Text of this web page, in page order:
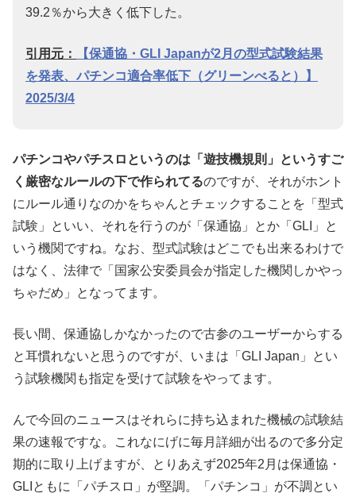
39.2％から大きく低下した。
引用元：
【保通協・GLI Japanが2月の型式試験結果
を発表、パチンコ適合率低下（グリーンべると）】
2025/3/4
パチンコやパチスロというのは「遊技機規則」というすご
く厳密なルールの下で作られてるのですが、それがホント
にルール通りなのかをちゃんとチェックすることを「型式
試験」といい、それを行うのが「保通協」とか「GLI」と
いう機関ですね。なお、型式試験はどこでも出来るわけで
はなく、法律で「国家公安委員会が指定した機関しかやっ
ちゃだめ」となってます。
長い間、保通協しかなかったので古参のユーザーからする
と耳慣れないと思うのですが、いまは「GLI Japan」とい
う試験機関も指定を受けて試験をやってます。
んで今回のニュースはそれらに持ち込まれた機械の試験結
果の速報ですな。これなにげに毎月詳細が出るので多分定
期的に取り上げますが、とりあえず2025年2月は保通協・
GLIともに「パチスロ」が堅調。「パチンコ」が不調とい